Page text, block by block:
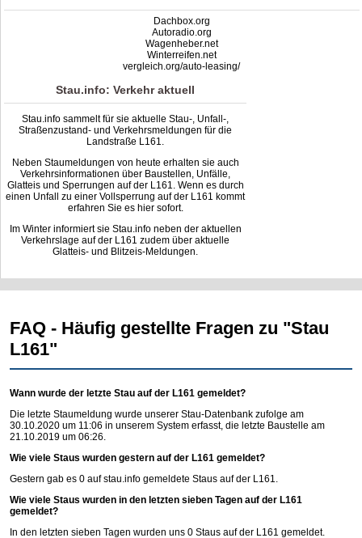
Dachbox.org
Autoradio.org
Wagenheber.net
Winterreifen.net
vergleich.org/auto-leasing/
Stau.info: Verkehr aktuell
Stau.info sammelt für sie aktuelle Stau-, Unfall-,
Straßenzustand- und Verkehrsmeldungen für die
Landstraße L161.
Neben Staumeldungen von heute erhalten sie auch
Verkehrsinformationen über Baustellen, Unfälle,
Glatteis und Sperrungen auf der L161. Wenn es durch
einen Unfall zu einer Vollsperrung auf der L161 kommt
erfahren Sie es hier sofort.
Im Winter informiert sie Stau.info neben der aktuellen
Verkehrslage auf der L161 zudem über aktuelle
Glatteis- und Blitzeis-Meldungen.
FAQ - Häufig gestellte Fragen zu "Stau
L161"
Wann wurde der letzte Stau auf der L161 gemeldet?
Die letzte Staumeldung wurde unserer Stau-Datenbank zufolge am
30.10.2020 um 11:06 in unserem System erfasst, die letzte Baustelle am
21.10.2019 um 06:26.
Wie viele Staus wurden gestern auf der L161 gemeldet?
Gestern gab es 0 aufstau.info gemeldete Staus auf der L161.
Wie viele Staus wurden in den letzten sieben Tagen auf der L161
gemeldet?
In den letzten sieben Tagen wurden uns 0 Staus auf der L161 gemeldet.